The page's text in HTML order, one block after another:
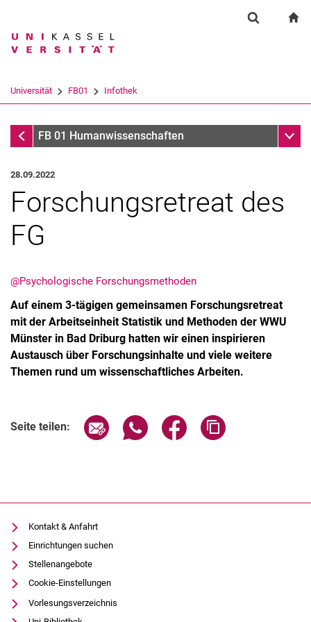
Springe direkt zu: Inhalt
Springe direkt zu: Suche
Springe direkt zu:
Suchbegriff
Suchen (öffnet externen Link in einem
Universität FB01 Infothek
InfothekFB 01 Humanwissenschaften
28.09.2022
Forschungsretreat des
FG
@Psychologische Forschungsmethoden
Auf einem 3-tägigen gemeinsamen Forschungsretreat
mit der Arbeitseinheit Statistik und Methoden der WWU
Münster in Bad Driburg hatten wir einen inspirieren
Austausch über Forschungsinhalte und viele weitere
Themen rund um wissenschaftliches Arbeiten.
Seite teilen: Seite über E-Mail teilen
Seite über WhatsApp teilen
Seite über Facebook
Kontakt & Anfahrt
Einrichtungen suchen
Stellenangebote
Cookie-Einstellungen
Vorlesungsverzeichnis